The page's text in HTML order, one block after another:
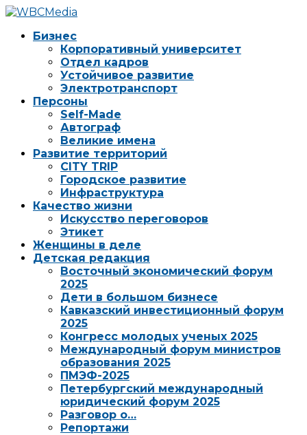
Бизнес
Корпоративный университет
Отдел кадров
Устойчивое развитие
Электротранспорт
Персоны
Self-Made
Автограф
Великие имена
Развитие территорий
CITY TRIP
Городское развитие
Инфраструктура
Качество жизни
Искусство переговоров
Этикет
Женщины в деле
Детская редакция
Восточный экономический форум
2025
Дети в большом бизнесе
Кавказский инвестиционный форум
2025
Конгресс молодых ученых 2025
Международный форум министров
образования 2025
ПМЭФ-2025
Петербургский международный
юридический форум 2025
Разговор о…
Репортажи